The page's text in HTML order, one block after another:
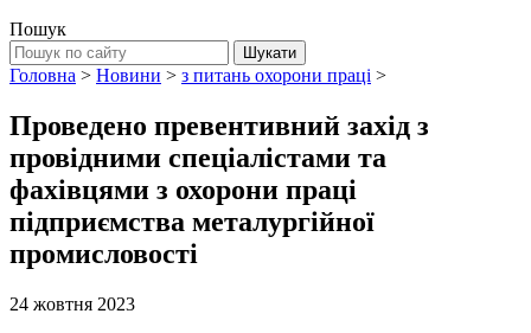
Пошук
Головна > Новини > з питань охорони праці >
Проведено превентивний захід з
провідними спеціалістами та
фахівцями з охорони праці
підприємства металургійної
промисловості
24 жовтня 2023